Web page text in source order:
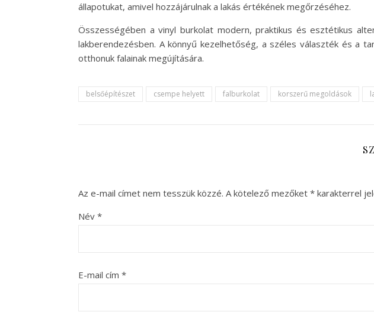
állapotukat, amivel hozzájárulnak a lakás értékének megőrzéséhez.
Összességében a vinyl burkolat modern, praktikus és esztétikus
lakberendezésben. A könnyű kezelhetőség, a széles választék és a
otthonuk falainak megújítására.
belsőépítészet csempe helyett falburkolat korszerű megoldások
Az e-mail címet nem tesszük közzé. A kötelező mezőket * karakterrel
Név *
E-mail cím *